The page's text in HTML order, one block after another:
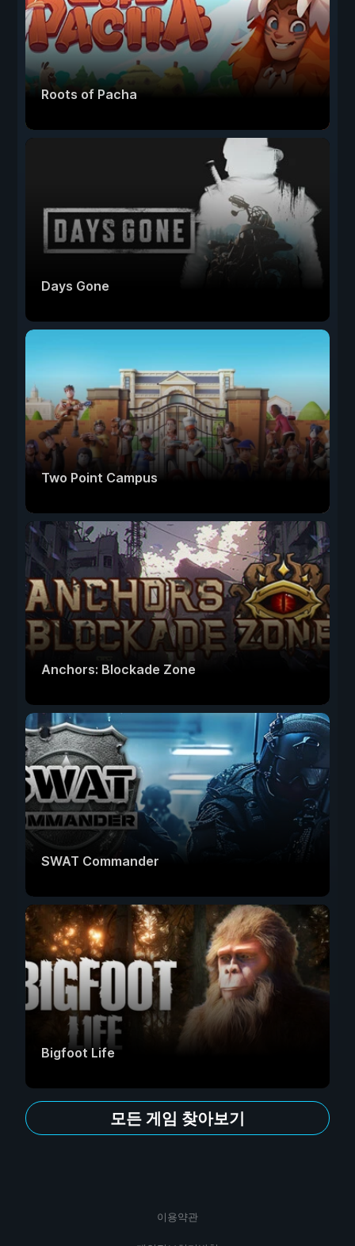
Roots of Pacha
Days Gone
Two Point Campus
Anchors: Blockade Zone
SWAT Commander
Bigfoot Life
모든 게임 찾아보기
이용약관